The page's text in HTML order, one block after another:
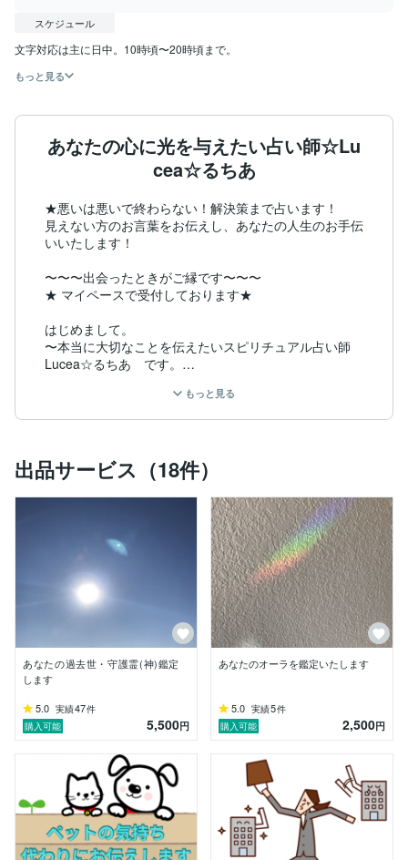
スケジュール
文字対応は主に日中。10時頃〜20時頃まで。
もっと見る
あなたの心に光を与えたい占い師☆Lu
cea☆るちあ
★悪いは悪いで終わらない！解決策まで占います！
見えない方のお言葉をお伝えし、あなたの人生のお手伝
いいたします！
〜〜〜出会ったときがご縁です〜〜〜
★ マイペースで受付しております★
はじめまして。
〜本当に大切なことを伝えたいスピリチュアル占い師
Lucea☆るちあ　です。
☆徹底的に、あなたに寄り添い、時には厳しいこともあ
るかもですが、悪い結果が出ても、悪い！だけで終わら
☆家系の影響もあり、幼少期より「見えないもの」が視
えて対話(人、動物、物、自然など)ができます。
私自身、幼い頃から、人との違いに悩み苦しみ、複雑な
家庭環境の中で孤独を抱えてきました。
これまで友人や職場、人づてにご縁があった方を観て差
し上げ、そこから自分自身も多くの学びがありました。
また、この約20年あまり前職のサービス業で延べ約1万
人以上の多くの方々との出会いがあり、その中で「楽し
かった」「何だか元気になった」という多くの有り難い
お声を頂いてまいりました。これからは直接人の心に光
開始しました。
都内の占いの店舗にも在籍し対面鑑定も行っていまし
た。
〜本当に大切なことって何だろう？
この世には「目には見えないもの」のほうが大切なこと
が多いかもしれません。
もっと見る
出品サービス（18件）
あなたの過去世・守護霊(神)鑑定
します
5.0 実績47件
購入可能
5,500円
あなたのオーラを鑑定いたします
5.0 実績5件
購入可能
2,500円